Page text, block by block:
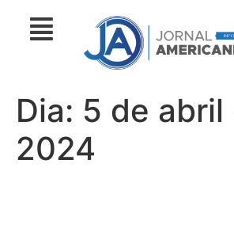
Dia: 5 de abril
2024